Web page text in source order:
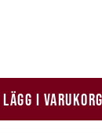
LÄGG I